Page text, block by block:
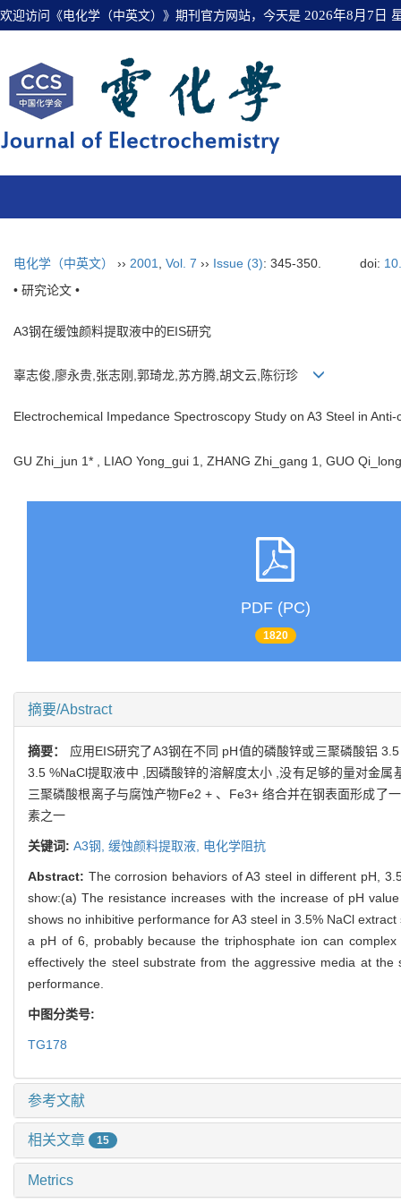
欢迎访问《电化学（中英文）》期刊官方网站，今天是 2026年8月7日
电化学（中英文） ›› 2001 Vol. 7 ›› Issue (3): 345-350. doi:
• 研究论文 •
A3钢在缓蚀颜料提取液中的EIS研究
辜志俊,廖永贵,张志刚,郭琦龙,苏方腾,胡文云,陈衍珍
Electrochemical Impedance Spectroscopy Study on A3 Steel in
GU Zhi_jun 1* , LIAO Yong_gui 1, ZHANG Zhi_gang 1, GUO
PDF (PC)
1820
摘要/Abstract
摘要： 应用EIS研究了A3钢在不同 pH值的磷酸锌或三聚磷酸铝
3.5 %NaCl提取液中 ,因磷酸锌的溶解度太小 ,没有足够的量对金
三聚磷酸根离子与腐蚀产物Fe2 + 、Fe3+ 络合并在钢表面形成了
素之一
关键词: A3钢, 缓蚀颜料提取液, 电化学阻抗
Abstract: The corrosion behaviors of A3 steel in different pH,
show:(a) The resistance increases with the increase of pH
shows no inhibitive performance for A3 steel in 3.5% NaCl
a pH of 6, probably because the triphosphate ion can
effectively the steel substrate from the aggressive media at
performance.
中图分类号:
TG178
参考文献
相关文章 15
Metrics